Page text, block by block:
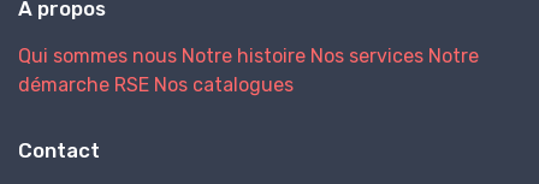
A propos
Qui sommes nous Notre histoire Nos services Notre
démarche RSE Nos catalogues
Contact